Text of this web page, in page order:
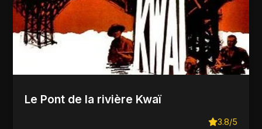
Le Pont de la rivière Kwaï
3.8/5